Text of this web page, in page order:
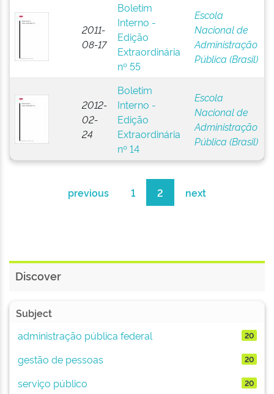
2011-
08-17
Boletim
Interno -
Edição
Extraordinária
nº 55
Escola
Nacional de
Administração
Pública (Brasil)
2012-
02-
24
Boletim
Interno -
Edição
Extraordinária
nº 14
Escola
Nacional de
Administração
Pública (Brasil)
previous 1 2 next
Discover
Subject
administração pública federal
20
gestão de pessoas 20
serviço público 20